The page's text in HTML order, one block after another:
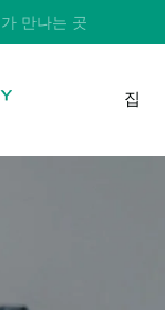
만나는 곳
집